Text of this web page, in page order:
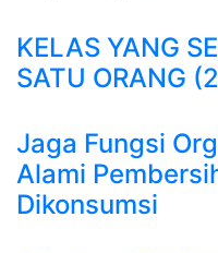
KELAS YANG
SATU ORANG
Jaga Fungsi
Alami
Dikonsumsi